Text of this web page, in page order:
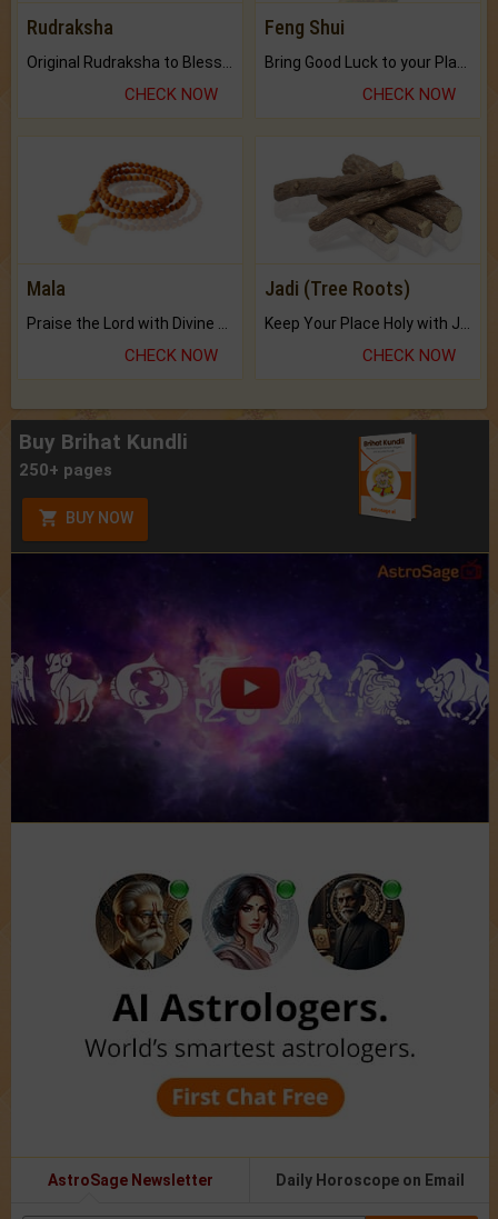
Rudraksha
CHECK NOW
Feng Shui
CHECK NOW
Mala
CHECK NOW
Jadi (Tree Roots)
CHECK NOW
Buy Brihat Kundli
250+ pages
BUY NOW
AstroSage Newsletter Daily Horoscope on Email